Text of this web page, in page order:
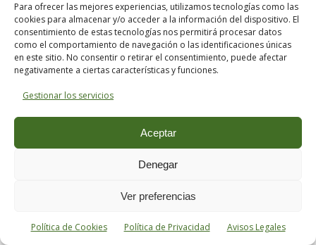
Para ofrecer las mejores experiencias, utilizamos tecnologías como las
cookies para almacenar y/o acceder a la información del dispositivo. El
consentimiento de estas tecnologías nos permitirá procesar datos
como el comportamiento de navegación o las identificaciones únicas
en este sitio. No consentir o retirar el consentimiento, puede afectar
negativamente a ciertas características y funciones.
Gestionar los servicios
Aceptar
Denegar
Ver preferencias
Política de Cookies Política de Privacidad Avisos Legales
colapsando así los servicios
administrativos de protección a las
víctimas que difícilmente las pueden
atender; fiscales solicitando en
prácticamente todos los casos que se
adoptara una orden de protección,
normalmente alejamiento, muchas veces
sin demasiadas pruebas y sin valorar
empleo si ambos trabajaban en la misma